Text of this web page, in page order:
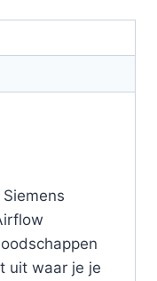
uit waar je je